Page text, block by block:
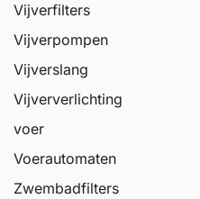
Vijverfilters
Vijverpompen
Vijverslang
Vijververlichting
voer
Voerautomaten
Zwembadfilters